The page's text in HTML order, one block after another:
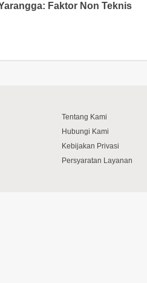
Faktor Non Teknis
Tentang Kami
Hubungi Kami
Kebijakan Privasi
Persyaratan Layanan